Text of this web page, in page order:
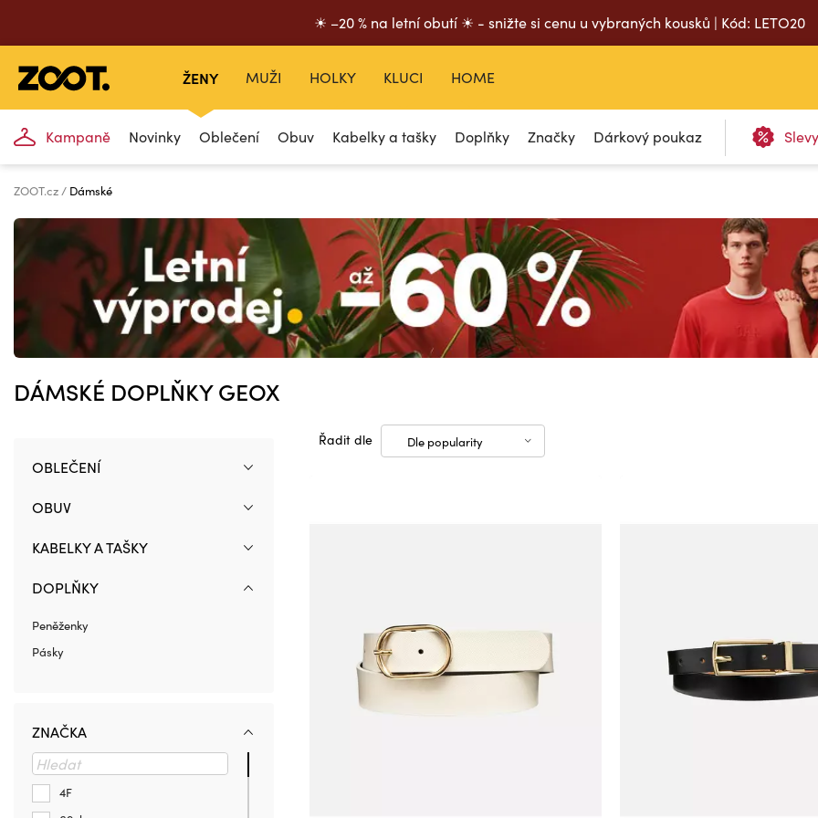
☀ –20 % na letní obutí ☀ - snižte si cenu u vybraných kousků | Kód: LETO20
ŽENY
Kampaně Novinky Oblečení Obuv Kabelky a tašky Doplňky Značky Dárkový poukaz
MUŽI HOLKY KLUCI HOME
ZOOT.cz Dámské
DÁMSKÉ DOPLŇKY GEOX
Řadit dle Dle popularity
OBLEČENÍ
OBUV
KABELKY A TAŠKY
DOPLŇKY
Peněženky
Pásky
ZNAČKA
4F